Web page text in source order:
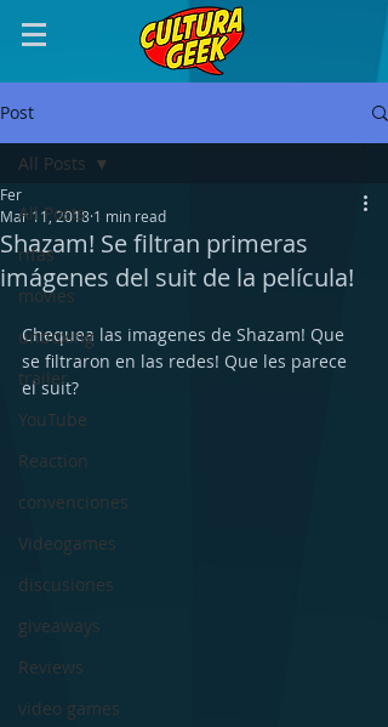
Post
All Posts
rifas
movies
unboxing
trailer
YouTube
Reaction
convenciones
Videogames
discusiones
giveaways
Reviews
video games
All Posts
Shazam! Se filtran primeras
imágenes del suit de la película!
Fer
Mar 11, 2018 1 min read
Chequea las imagenes de Shazam! Que
se filtraron en las redes! Que les parece
el suit?